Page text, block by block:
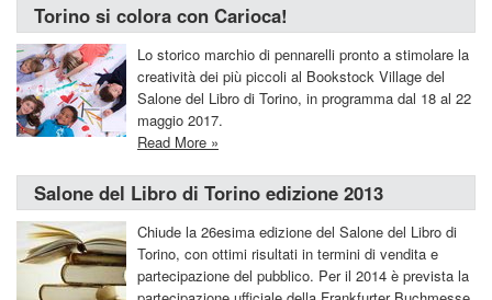
Torino si colora con Carioca!
Lo storico marchio di pennarelli pronto a stimolare la
creatività dei più piccoli al Bookstock Village del
Salone del Libro di Torino, in programma dal 18 al 22
maggio 2017.
Read More »
Salone del Libro di Torino edizione 2013
Chiude la 26esima edizione del Salone del Libro di
Torino, con ottimi risultati in termini di vendita e
partecipazione del pubblico. Per il 2014 è prevista la